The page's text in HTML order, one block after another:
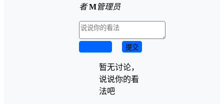
者 M管理员
提交
暂无讨论，
说说你的看
法吧